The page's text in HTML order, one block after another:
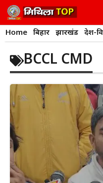
Skip
to
content
Home बिहार झारखंड देश-
BCCL CMD